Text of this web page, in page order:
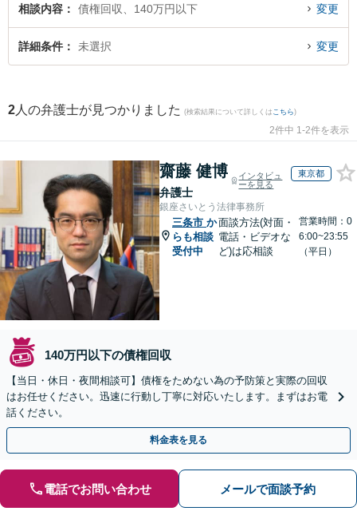
の債権回収のトラブル解決の実績豊富な近くの弁護士を検索したい』『初回相
談無料で140万円以下の債権回収を法律相談できる三条市内の弁護士に相談予
約したい』などでお困りの相談者さんにおすすめです。
相談内容 債権回収、140万円以下 変更
詳細条件 未選択 変更
2 人の弁護士が見つかりました (検索結果について詳しくは こちら)
2件中 1-2件を表示
齋藤 健博
弁護士
インタビュ
ーを見る
東京都
銀座さいとう法律事務所
三条市 か
らも相談
受付中
面談方法(対面・
電話・ビデオな
ど)は応相談
営業時間：0
6:00~23:55
（平日）
140万円以下の債権回収
【当日・休日・夜間相談可】債権をためない為の予防策と実際の回収
はお任せください。迅速に行動し丁寧に対応いたします。まずはお電
話ください。
料金表を見る
電話でお問い合わせ メールで面談予約